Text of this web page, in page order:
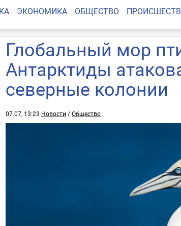
ЭКОНОМИКА ОБЩЕСТВО
Глобальный мор
Антарктиды
северные колонии
07.07, 13:23 Новости /Общество